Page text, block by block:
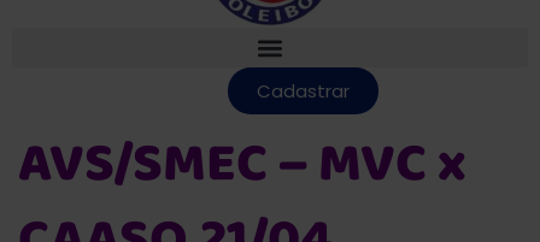
Cadastrar
AVS/SMEC – MVC x